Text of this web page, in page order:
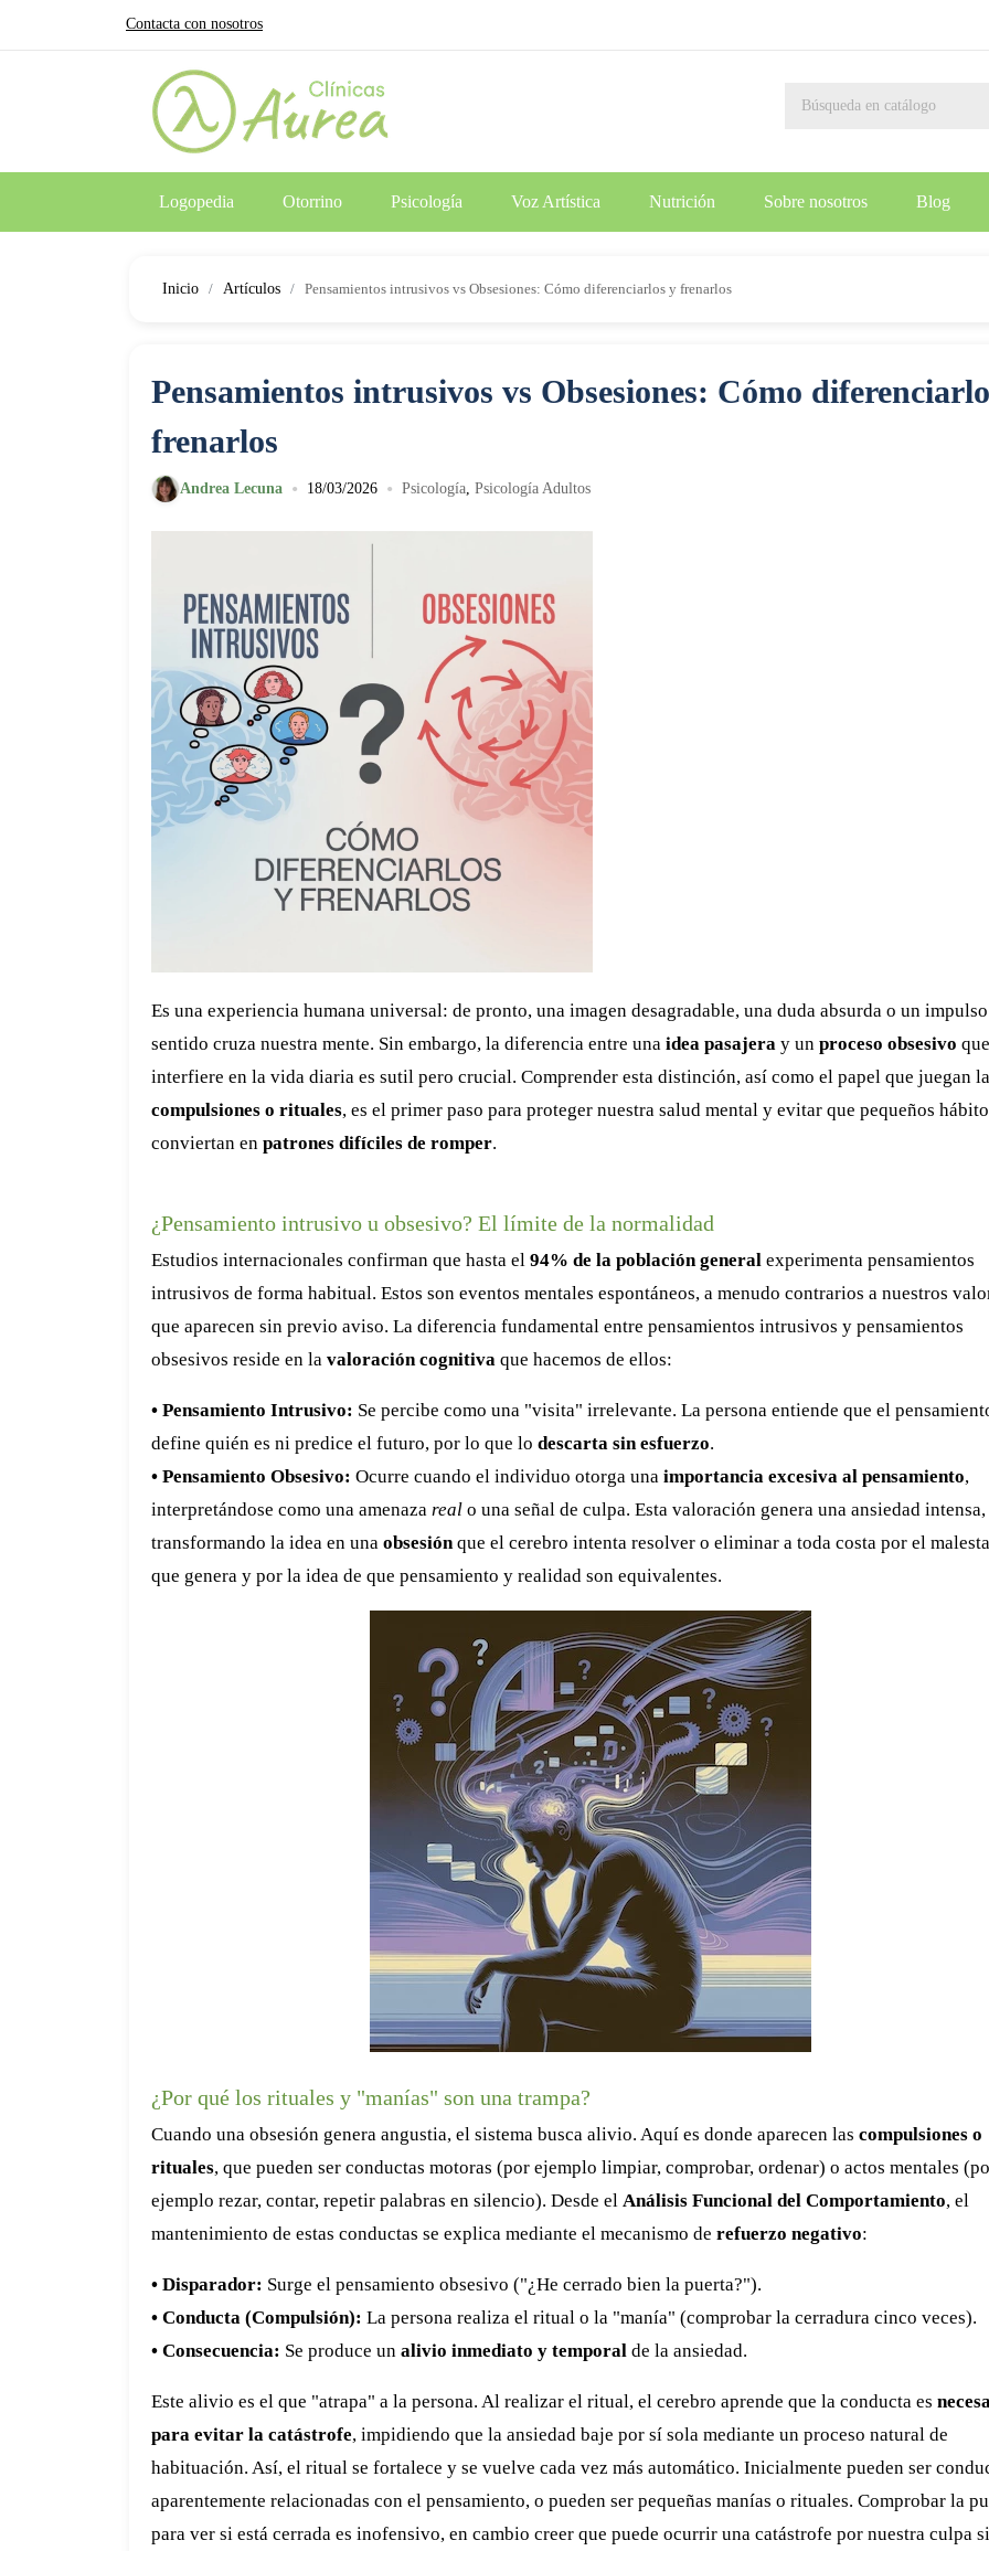
Contacta con nosotros
Logopedia Otorrino Psicología Voz Artística Nutrición Sobre nosotros Blog
Inicio Artículos Pensamientos intrusivos vs Obsesiones: Cómo diferenciarlos y frenarlos
Pensamientos intrusivos vs Obsesiones: Cómo
frenarlos
Andrea Lecuna • 18/03/2026 • Psicología, Psicología Adultos
Es una experiencia humana universal: de pronto, una imagen desagradable, una duda absurda o un
sentido cruza nuestra mente. Sin embargo, la diferencia entre una idea pasajera y un proceso obsesivo que
interfiere en la vida diaria es sutil pero crucial. Comprender esta distinción, así como el papel que juegan
compulsiones o rituales, es el primer paso para proteger nuestra salud mental y evitar que pequeños
conviertan en patrones difíciles de romper.
¿Pensamiento intrusivo u obsesivo? El límite de la normalidad
Estudios internacionales confirman que hasta el 94% de la población general experimenta pensamientos
intrusivos de forma habitual. Estos son eventos mentales espontáneos, a menudo contrarios a nuestros
que aparecen sin previo aviso. La diferencia fundamental entre pensamientos intrusivos y pensamientos
obsesivos reside en la valoración cognitiva que hacemos de ellos:
• Pensamiento Intrusivo: Se percibe como una "visita" irrelevante. La persona entiende que el
define quién es ni predice el futuro, por lo que lo descarta sin esfuerzo.
• Pensamiento Obsesivo: Ocurre cuando el individuo otorga una importancia excesiva al pensamiento,
interpretándose como una amenaza real o una señal de culpa. Esta valoración genera una ansiedad intensa,
transformando la idea en una obsesiónque el cerebro intenta resolver o eliminar a toda costa por el
que genera y por la idea de que pensamiento y realidad son equivalentes.
¿Por qué los rituales y "manías" son una trampa?
Cuando una obsesión genera angustia, el sistema busca alivio. Aquí es donde aparecen las compulsiones o
rituales, que pueden ser conductas motoras (por ejemplo limpiar, comprobar, ordenar) o actos mentales
ejemplo rezar, contar, repetir palabras en silencio). Desde el Análisis Funcional del Comportamiento, el
mantenimiento de estas conductas se explica mediante el mecanismo de refuerzo negativo:
• Disparador: Surge el pensamiento obsesivo ("¿He cerrado bien la puerta?").
• Conducta (Compulsión): La persona realiza el ritual o la "manía" (comprobar la cerradura cinco veces).
• Consecuencia: Se produce un alivio inmediato y temporal de la ansiedad.
Este alivio es el que "atrapa" a la persona. Al realizar el ritual, el cerebro aprende que la conducta es
para evitar la catástrofe, impidiendo que la ansiedad baje por sí sola mediante un proceso natural de
habituación. Así, el ritual se fortalece y se vuelve cada vez más automático. Inicialmente pueden ser
aparentemente relacionadas con el pensamiento, o pueden ser pequeñas manías o rituales. Comprobar la
para ver si está cerrada es inofensivo, en cambio creer que puede ocurrir una catástrofe por nuestra culpa